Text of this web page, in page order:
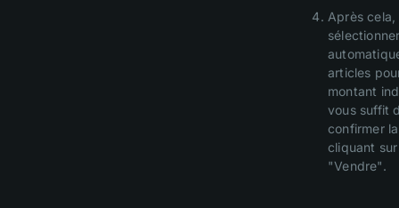
Après
articles
montant
vous suffit
confirmer
cliquant
"Vendre".